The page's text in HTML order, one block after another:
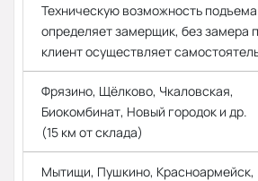
Техническую возможность
определяет замерщик, без замера
клиент осуществляет
Фрязино, Щёлково, Чкаловская,
Биокомбинат, Новый городок и др.
(15 км от склада)
Мытищи, Пушкино, Красноармейск,